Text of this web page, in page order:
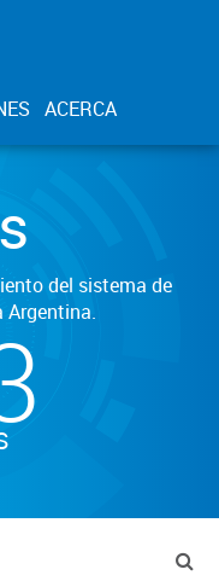
ACERCA
del sistema de
Argentina.